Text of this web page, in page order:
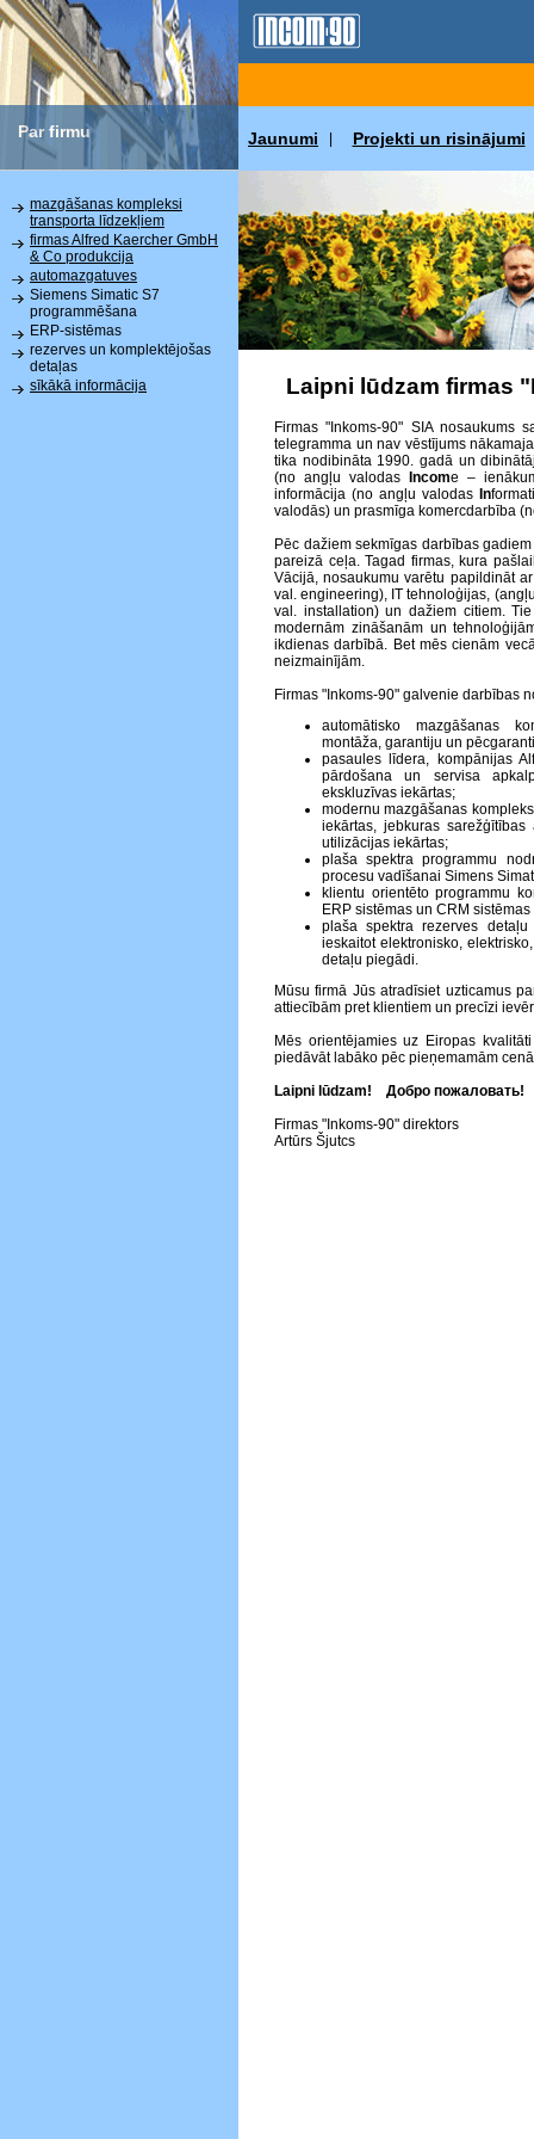
Par firmu Jaunumi Projekti un risinājumi
mazgāšanas kompleksi
transporta līdzekļiem
firmas Alfred Kaercher GmbH
& Co produkcija
automazgatuves
Siemens Simatic S7
programmēšana
ERP-sistēmas
rezerves un komplektējošas
detaļas
sīkākā informācija
Laipni lūdzam firmas
Firmas "Inkoms-90" SIA nosaukums
telegramma un nav vēstījums
tika nodibināta 1990. gadā un
(no angļu valodas Income –
informācija (no angļu valodas In
valodās) un prasmīga komercdarbība
Pēc dažiem sekmīgas darbības
pareizā ceļa. Tagad firmas, kura
Vācijā, nosaukumu varētu papildināt
val. engineering), IT tehnoloģijas,
val. installation) un dažiem citiem.
modernām zināšanām un
ikdienas darbībā. Bet mēs cienām
neizmainījām.
Firmas "Inkoms-90" galvenie darbības
automātisko mazgāšanas
montāža, garantiju un
pasaules līdera, kompānijas
pārdošana un servisa
ekskluzīvas iekārtas;
modernu mazgāšanas
iekārtas, jebkuras sarežģītības
utilizācijas iekārtas;
plaša spektra programmu
procesu vadīšanai Simens
klientu orientēto programmu
ERP sistēmas un CRM
plaša spektra rezerves detaļu
ieskaitot elektronisko,
detaļu piegādi.
Mūsu firmā Jūs atradīsiet uzticamus
attiecībām pret klientiem un precīzi
Mēs orientējamies uz Eiropas
piedāvāt labāko pēc pieņemamām
Laipni lūdzam! Добро
Firmas "Inkoms-90" direktors
Artūrs Šjutcs